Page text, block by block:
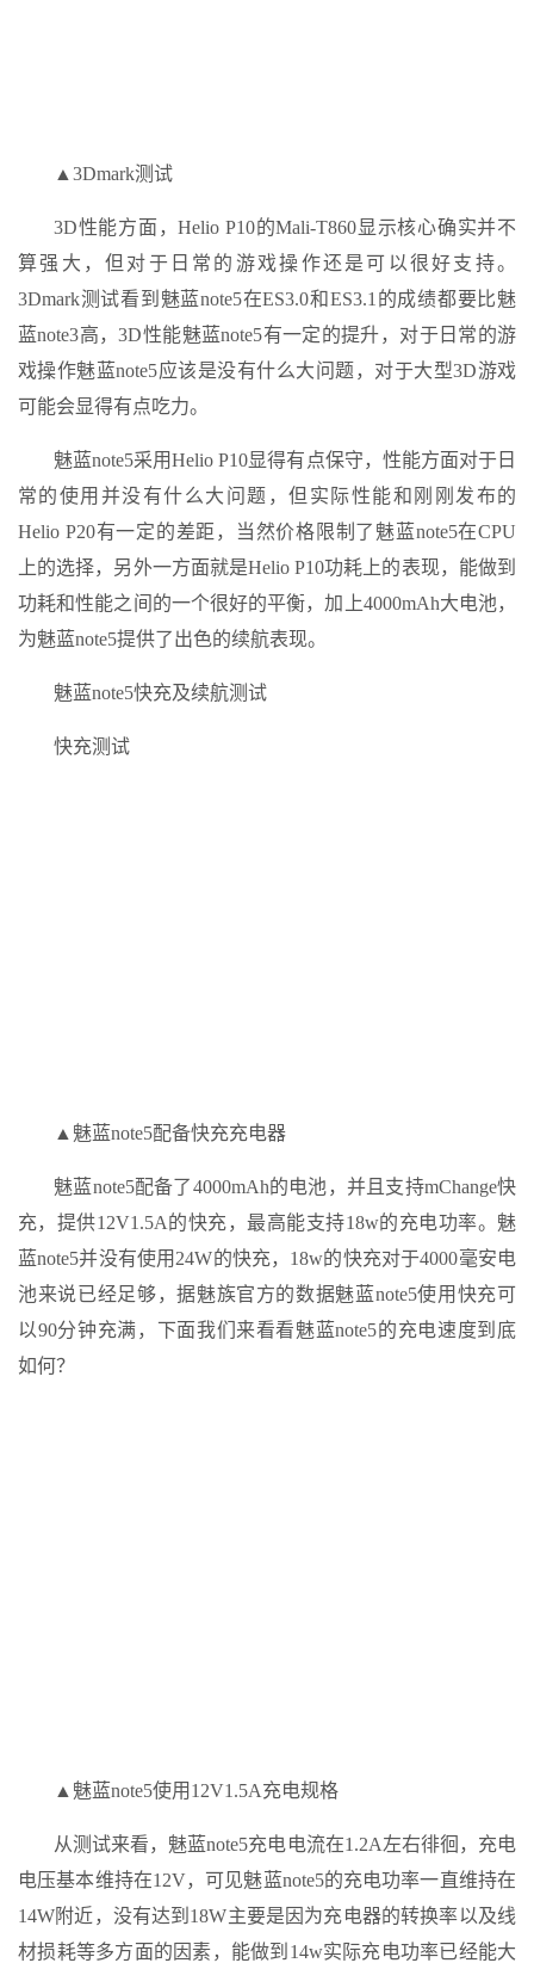
▲3Dmark测试
3D性能方面，Helio P10的Mali-T860显示核心确实并不
算强大，但对于日常的游戏操作还是可以很好支持。
3Dmark测试看到魅蓝note5在ES3.0和ES3.1的成绩都要比魅
蓝note3高，3D性能魅蓝note5有一定的提升，对于日常的游
戏操作魅蓝note5应该是没有什么大问题，对于大型3D游戏
可能会显得有点吃力。
魅蓝note5采用Helio P10显得有点保守，性能方面对于日
常的使用并没有什么大问题，但实际性能和刚刚发布的
Helio P20有一定的差距，当然价格限制了魅蓝note5在CPU
上的选择，另外一方面就是Helio P10功耗上的表现，能做到
功耗和性能之间的一个很好的平衡，加上4000mAh大电池，
为魅蓝note5提供了出色的续航表现。
魅蓝note5快充及续航测试
快充测试
▲魅蓝note5配备快充充电器
魅蓝note5配备了4000mAh的电池，并且支持mChange快
充，提供12V1.5A的快充，最高能支持18w的充电功率。魅
蓝note5并没有使用24W的快充，18w的快充对于4000毫安电
池来说已经足够，据魅族官方的数据魅蓝note5使用快充可
以90分钟充满，下面我们来看看魅蓝note5的充电速度到底
如何？
▲魅蓝note5使用12V1.5A充电规格
从测试来看，魅蓝note5充电电流在1.2A左右徘徊，充电
电压基本维持在12V，可见魅蓝note5的充电功率一直维持在
14W附近，没有达到18W主要是因为充电器的转换率以及线
材损耗等多方面的因素，能做到14w实际充电功率已经能大